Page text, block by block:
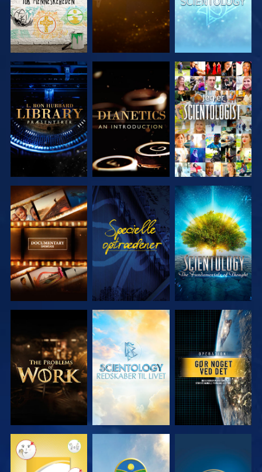
UDFORSK
SERIEN
UDFORSK
SERIEN
SE
UDFORSK
SERIEN
SE
UDFORSK
SERIEN
UDFORSK
SERIEN
UDFORSK
SERIEN
SE
SE SE SE